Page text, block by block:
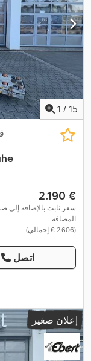
1 / 15
‏2.190 €
سعر ثابت بالإضافة إلى
المضافة
(‏2.606 € إجمالي)
اتصل
إعلان صغير